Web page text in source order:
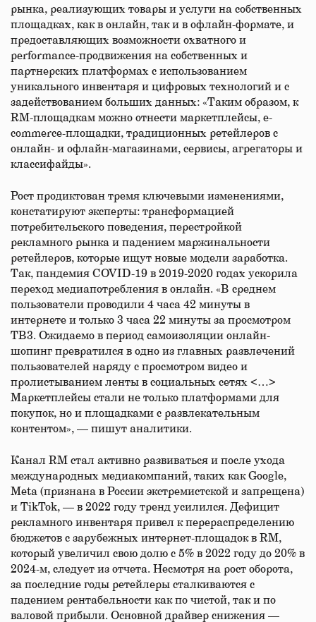
рынка, реализующих товары и услуги на собственных
площадках, как в онлайн, так и в офлайн-формате, и
предоставляющих возможности охватного и
performance-продвижения на собственных и
партнерских платформах с использованием
уникального инвентаря и цифровых технологий и с
задействованием больших данных: «Таким образом, к
RM-площадкам можно отнести маркетплейсы, e-
commerce-площадки, традиционных ретейлеров с
онлайн- и офлайн-магазинами, сервисы, агрегаторы и
классифайды».
Рост продиктован тремя ключевыми изменениями,
констатируют эксперты: трансформацией
потребительского поведения, перестройкой
рекламного рынка и падением маржинальности
ретейлеров, которые ищут новые модели заработка.
Так, пандемия COVID-19 в 2019-2020 годах ускорила
переход медиапотребления в онлайн. «В среднем
пользователи проводили 4 часа 42 минуты в
интернете и только 3 часа 22 минуты за просмотром
ТВ3. Ожидаемо в период самоизоляции онлайн-
шопинг превратился в одно из главных развлечений
пользователей наряду с просмотром видео и
пролистыванием ленты в социальных сетях <…>
Маркетплейсы стали не только платформами для
покупок, но и площадками с развлекательным
контентом», — пишут аналитики.
Канал RM стал активно развиваться и после ухода
международных медиакомпаний, таких как Google,
Meta (признана в России экстремистской и запрещена)
и TikTok, — в 2022 году тренд усилился. Дефицит
рекламного инвентаря привел к перераспределению
бюджетов с зарубежных интернет-площадок в RM,
который увеличил свою долю с 5% в 2022 году до 20% в
2024-м, следует из отчета. Несмотря на рост оборота,
за последние годы ретейлеры сталкиваются с
падением рентабельности как по чистой, так и по
валовой прибыли. Основной драйвер снижения —